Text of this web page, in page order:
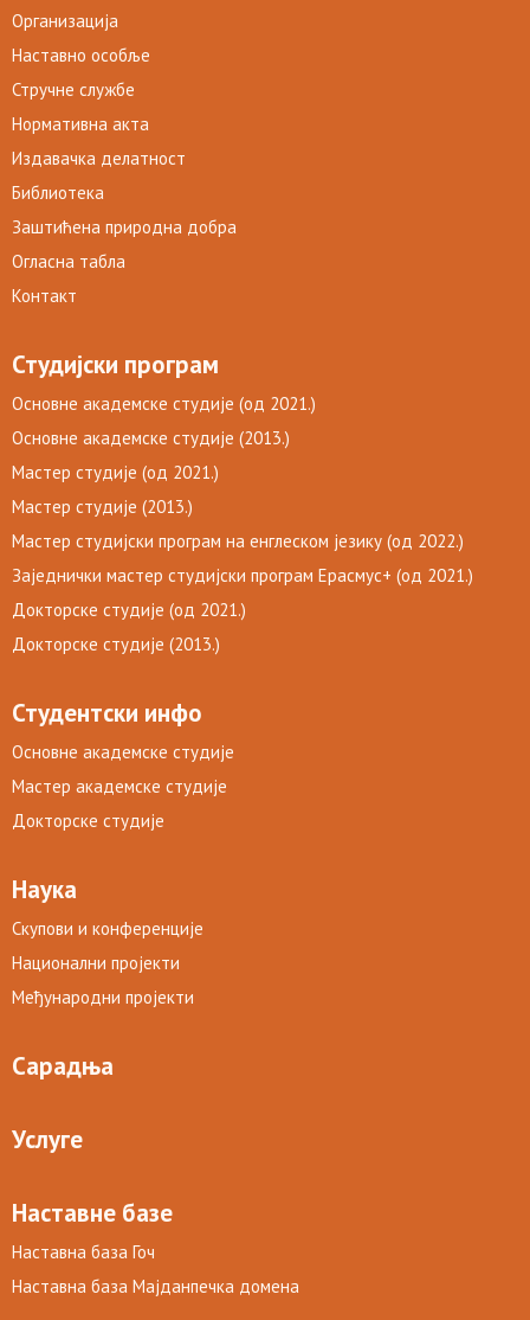
Организација
Наставно особље
Стручне службе
Нормативна акта
Издавачка делатност
Библиотека
Заштићена природна добра
Огласна табла
Контакт
Студијски програм
Основне академске студије (од 2021.)
Основне академске студије (2013.)
Мастер студије (од 2021.)
Мастер студије (2013.)
Мастер студијски програм на енглеском језику (од 2022.)
Заједнички мастер студијски програм Ерасмус+ (од 2021.)
Докторске студије (од 2021.)
Докторске студије (2013.)
Студентски инфо
Основне академске студије
Мастер академске студије
Докторске студије
Наука
Скупови и конференције
Национални пројекти
Међународни пројекти
Сарадња
Услуге
Наставне базе
Наставна база Гоч
Наставна база Мајданпечка домена